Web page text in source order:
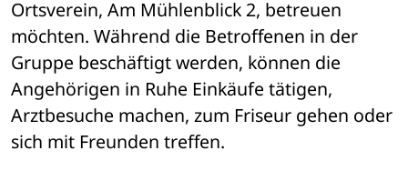
Ortsverein, Am Mühlenblick 2, betreuen
möchten. Während die Betroffenen in der
Gruppe beschäftigt werden, können die
Angehörigen in Ruhe Einkäufe tätigen,
Arztbesuche machen, zum Friseur gehen oder
sich mit Freunden treffen.